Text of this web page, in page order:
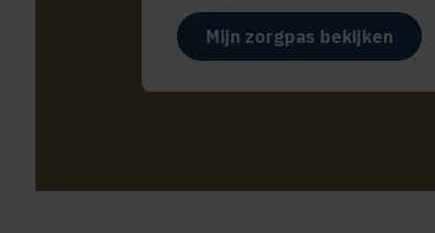
Mijn zorgpas bekijken